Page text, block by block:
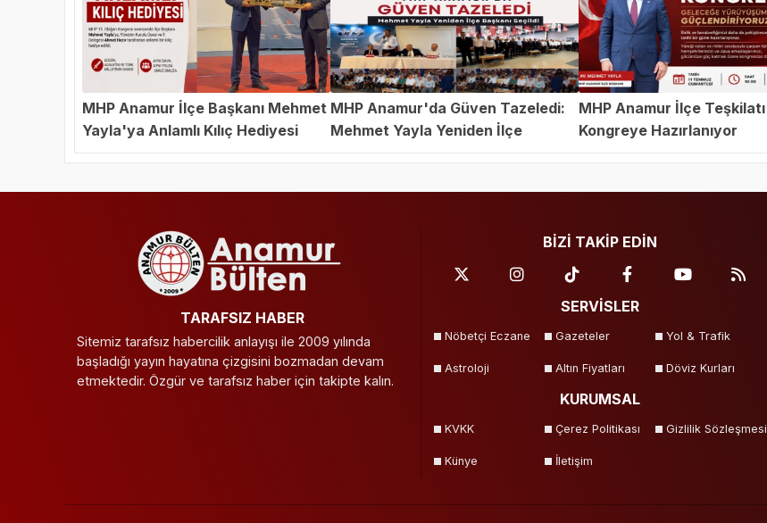
MHP Anamur İlçe Başkanı Mehmet
Yayla'ya Anlamlı Kılıç Hediyesi
MHP Anamur'da Güven Tazeledi:
Mehmet Yayla Yeniden İlçe
MHP Anamur İlçe Teşkilatı
Kongreye Hazırlanıyor
TARAFSIZ HABER
Sitemiz tarafsız habercilik anlayışı ile 2009 yılında
başladığı yayın hayatına çizgisini bozmadan devam
etmektedir. Özgür ve tarafsız haber için takipte kalın.
BİZİ TAKİP EDİN
SERVİSLER
Nöbetçi Eczane Gazeteler Yol & Trafik
Astroloji Altın Fiyatları Döviz Kurları
KURUMSAL
KVKK Çerez Politikası Gizlilik Sözleşmesi
Künye İletişim